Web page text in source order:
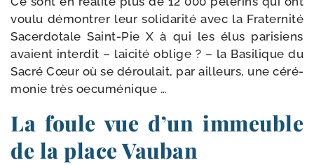
vou­lu démon­trer leur soli­da­ri­té avec la Fraternité
Sacerdotale Saint-​Pie X à qui les élus pari­siens
avaient inter­dit – lai­ci­té oblige ? – la Basilique du
Sacré Cœur où se dérou­lait, par ailleurs, une céré­
mo­nie très oecuménique …
La foule vue d’un immeuble
de la place Vauban